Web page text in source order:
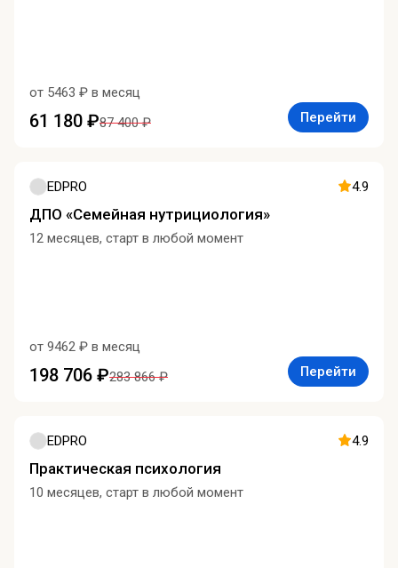
от 5463 ₽ в месяц
61 180 ₽87 400 ₽ Перейти
EDPRO 4.9
ДПО «Семейная нутрициология»
12 месяцев, старт в любой момент
от 9462 ₽ в месяц
198 706 ₽283 866 ₽ Перейти
EDPRO 4.9
Практическая психология
10 месяцев, старт в любой момент